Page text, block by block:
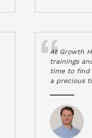
At Growth
trainings
time to find
a precious